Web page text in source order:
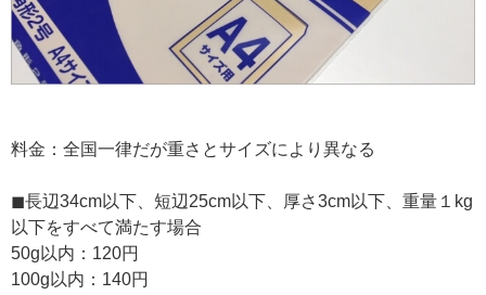
料金：全国一律だが重さとサイズにより異なる
◼︎長辺34cm以下、短辺25cm以下、厚さ3cm以下、重量１kg
以下をすべて満たす場合
50g以内：120円
100g以内：140円